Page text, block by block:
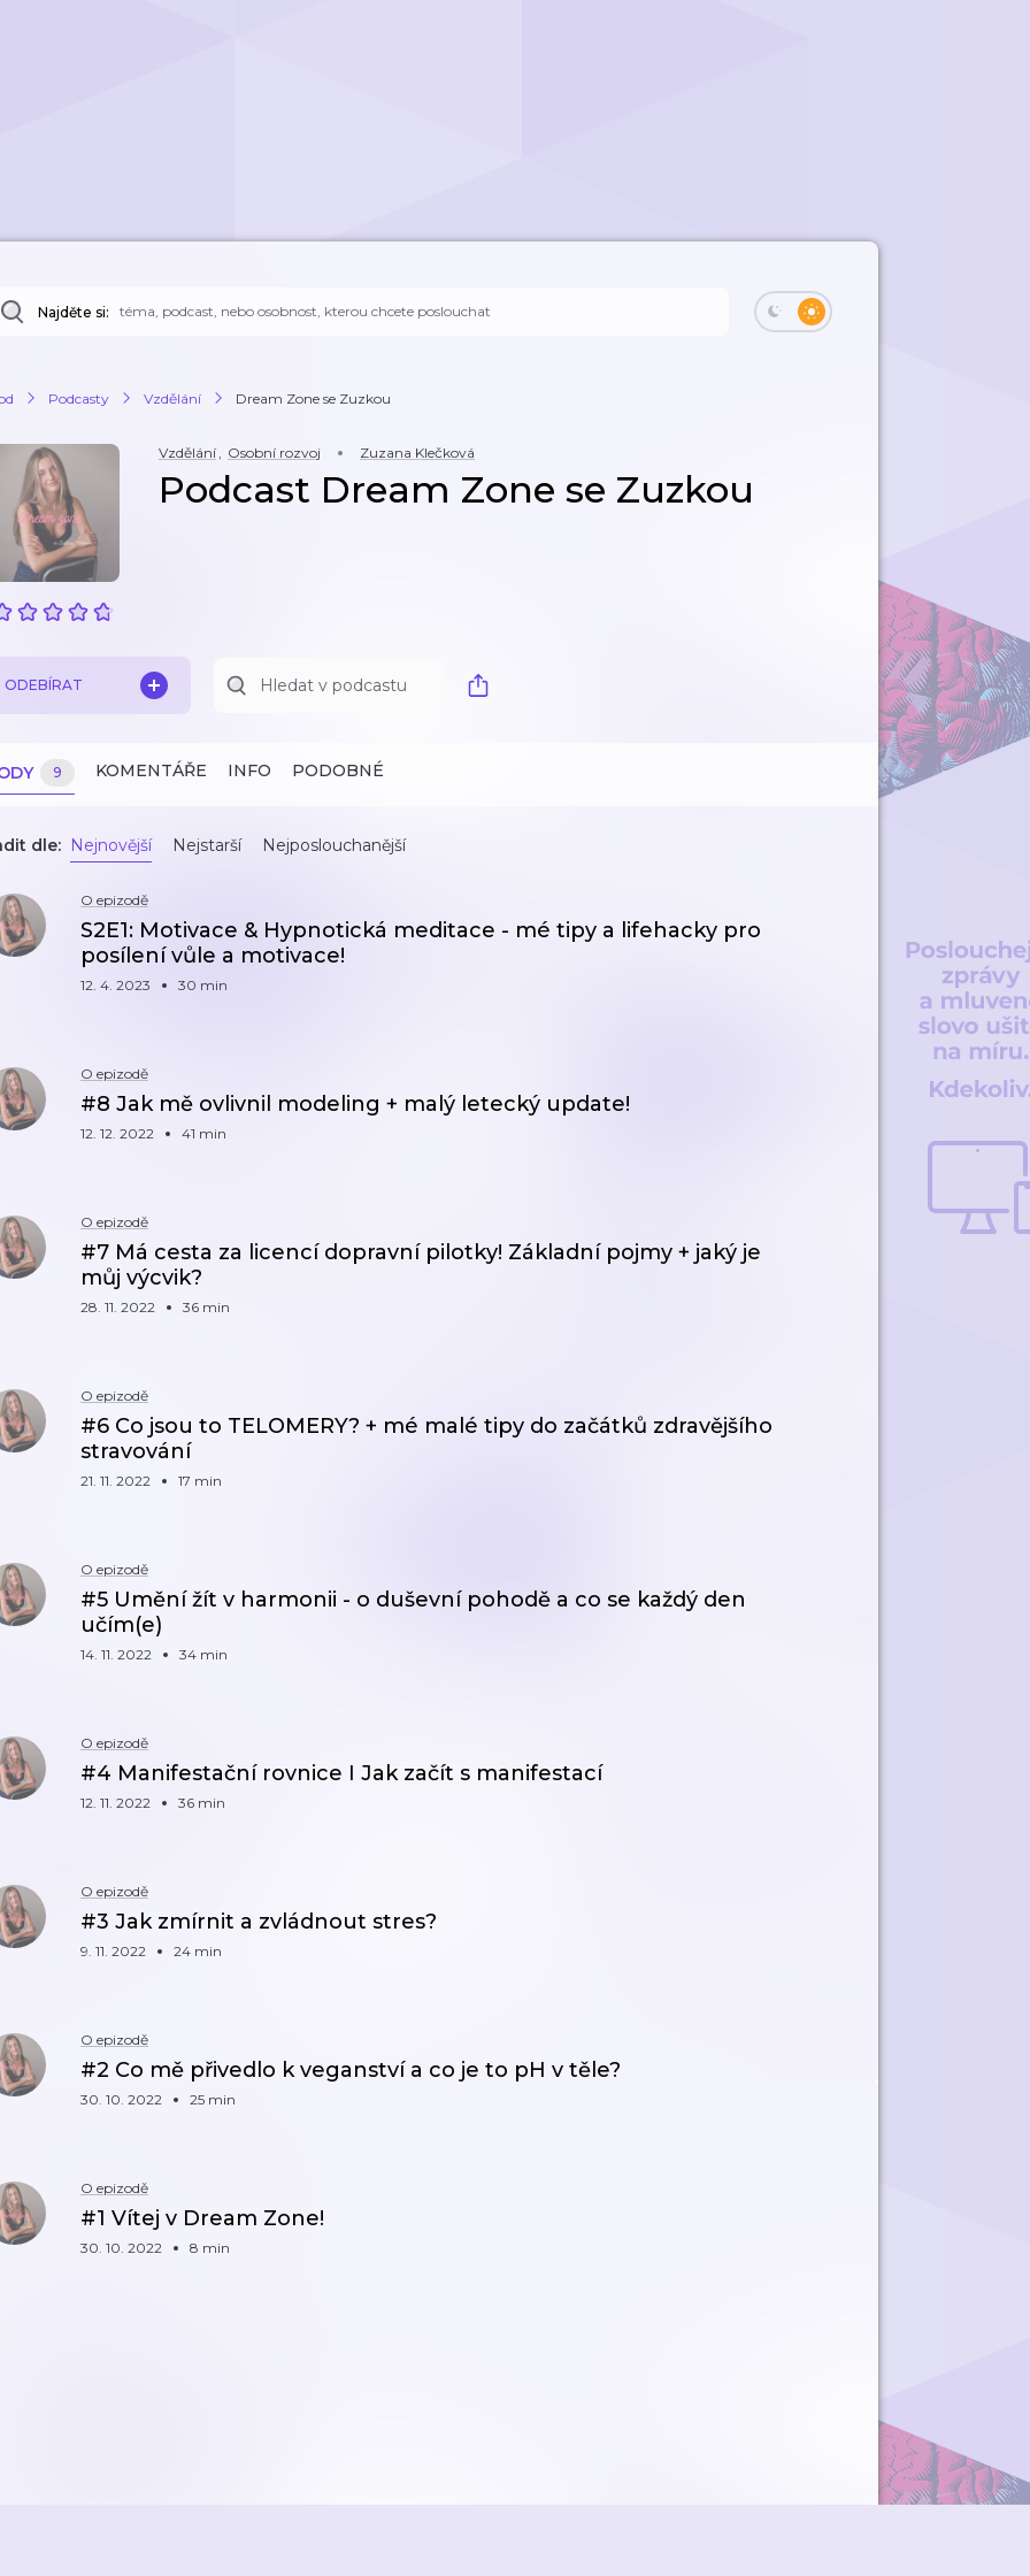
Najděte si:
Podcasty Vzdělání Dream Zone se Zuzkou
Vzdělání, Osobní rozvoj Zuzana Klečková
Podcast Dream Zone se Zuzkou
ODEBÍRAT
9 KOMENTÁŘE INFO PODOBNÉ
dle: Nejnovější Nejstarší Nejposlouchanější
O epizodě
S2E1: Motivace & Hypnotická meditace - mé tipy a lifehacky pro
posílení vůle a motivace!
12. 4. 2023 30 min
O epizodě
#8 Jak mě ovlivnil modeling + malý letecký update!
12. 12. 2022 41 min
O epizodě
#7 Má cesta za licencí dopravní pilotky! Základní pojmy + jaký je
můj výcvik?
28. 11. 2022 36 min
O epizodě
#6 Co jsou to TELOMERY? + mé malé tipy do začátků zdravějšího
stravování
21. 11. 2022 17 min
O epizodě
#5 Umění žít v harmonii - o duševní pohodě a co se každý den
učím(e)
14. 11. 2022 34 min
O epizodě
#4 Manifestační rovnice I Jak začít s manifestací
12. 11. 2022 36 min
O epizodě
#3 Jak zmírnit a zvládnout stres?
9. 11. 2022 24 min
O epizodě
#2 Co mě přivedlo k veganství a co je to pH v těle?
30. 10. 2022 25 min
O epizodě
#1 Vítej v Dream Zone!
30. 10. 2022 8 min